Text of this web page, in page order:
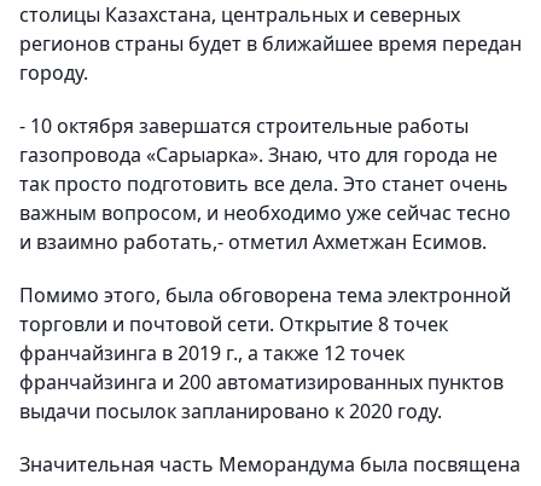
столицы Казахстана, центральных и северных
регионов страны будет в ближайшее время передан
городу.
- 10 октября завершатся строительные работы
газопровода «Сарыарка». Знаю, что для города не
так просто подготовить все дела. Это станет очень
важным вопросом, и необходимо уже сейчас тесно
и взаимно работать,- отметил Ахметжан Есимов.
Помимо этого, была обговорена тема электронной
торговли и почтовой сети. Открытие 8 точек
франчайзинга в 2019 г., а также 12 точек
франчайзинга и 200 автоматизированных пунктов
выдачи посылок запланировано к 2020 году.
Значительная часть Меморандума была посвящена